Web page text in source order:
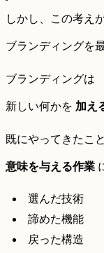
しかし、この考え
ブランディングを
ブランディングは
新しい何かを 加え
既にやってきたこ
意味を与える作業
選んだ技術
諦めた機能
戻った構造